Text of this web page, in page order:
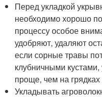
Перед укладкой
необходимо хорошо
процессу особое
удобряют, удаляют
если сорные травы
клубничными кустами,
проще, чем на
Укладывать